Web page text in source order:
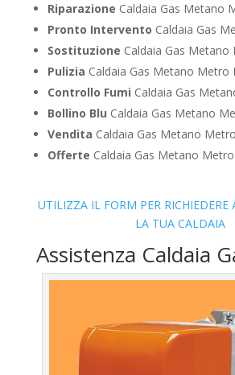
Riparazione Caldaia Gas Metano
Pronto Intervento Caldaia Gas
Sostituzione Caldaia Gas Metano
Pulizia Caldaia Gas Metano Metro
Controllo Fumi Caldaia Gas
Bollino Blu Caldaia Gas Metano
Vendita Caldaia Gas Metano
Offerte Caldaia Gas Metano
UTILIZZA IL FORM PER RICHIEDERE
LA TUA CALDAIA
Assistenza Caldaia